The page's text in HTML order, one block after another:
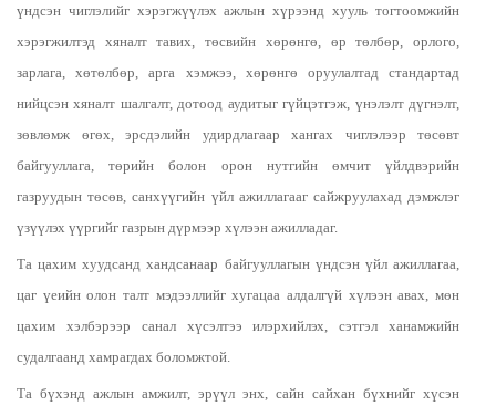
үндсэн чиглэлийг хэрэгжүүлэх ажлын хүрээнд хууль тогтоомжийн
хэрэгжилтэд хяналт тавих, төсвийн хөрөнгө, өр төлбөр, орлого,
зарлага, хөтөлбөр, арга хэмжээ, хөрөнгө оруулалтад стандартад
нийцсэн хяналт шалгалт, дотоод аудитыг гүйцэтгэж, үнэлэлт дүгнэлт,
зөвлөмж өгөх, эрсдэлийн удирдлагаар хангах чиглэлээр төсөвт
байгууллага, төрийн болон орон нутгийн өмчит үйлдвэрийн
газруудын төсөв, санхүүгийн үйл ажиллагааг сайжруулахад дэмжлэг
үзүүлэх үүргийг газрын дүрмээр хүлээн ажилладаг.
Та цахим хуудсанд хандсанаар байгууллагын үндсэн үйл ажиллагаа,
цаг үеийн олон талт мэдээллийг хугацаа алдалгүй хүлээн авах, мөн
цахим хэлбэрээр санал хүсэлтээ илэрхийлэх, сэтгэл ханамжийн
судалгаанд хамрагдах боломжтой.
Та бүхэнд ажлын амжилт, эрүүл энх, сайн сайхан бүхнийг хүсэн